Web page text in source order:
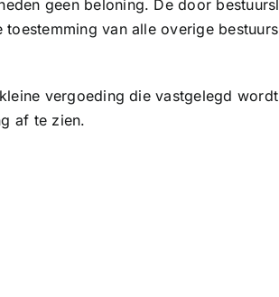
geen beloning. De door
van alle overige
vergoeding die vastgelegd
af te zien.